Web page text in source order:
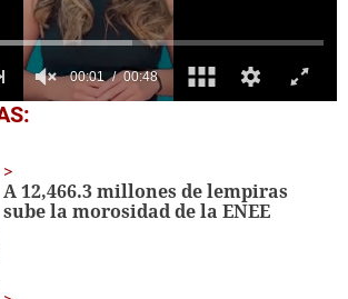
A 12,466.3 millones de lempiras
sube la morosidad de la ENEE